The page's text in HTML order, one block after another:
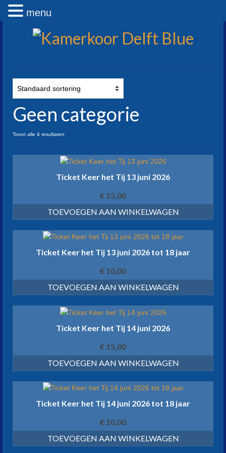
Geen categorie
Toont alle 4 resultaten
Ticket Keer het Tij 13 juni 2026
€ 15,00
TOEVOEGEN AAN WINKELWAGEN
Ticket Keer het Tij 13 juni 2026 tot 18 jaar
€ 10,00
TOEVOEGEN AAN WINKELWAGEN
Ticket Keer het Tij 14 juni 2026
€ 15,00
TOEVOEGEN AAN WINKELWAGEN
Ticket Keer het Tij 14 juni 2026 tot 18 jaar
€ 10,00
TOEVOEGEN AAN WINKELWAGEN
menu